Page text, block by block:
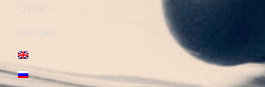
O nás
Kontakt